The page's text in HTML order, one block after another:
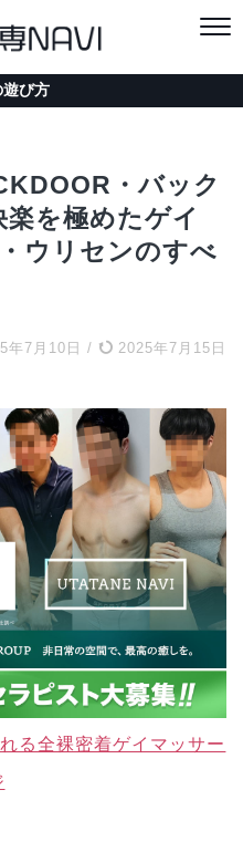
び方
・バック
楽を極めたゲイ
ウリセンのすべ
年7月10日 / 2025年7月15日
る全裸密着ゲイマッサー